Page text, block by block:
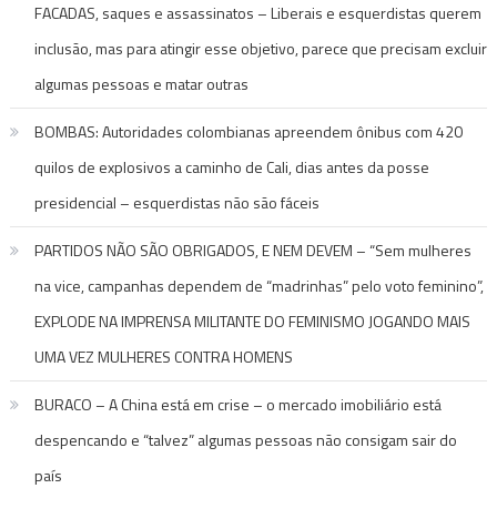
FACADAS, saques e assassinatos – Liberais e esquerdistas querem
inclusão, mas para atingir esse objetivo, parece que precisam excluir
algumas pessoas e matar outras
BOMBAS: Autoridades colombianas apreendem ônibus com 420
quilos de explosivos a caminho de Cali, dias antes da posse
presidencial – esquerdistas não são fáceis
PARTIDOS NÃO SÃO OBRIGADOS, E NEM DEVEM – “Sem mulheres
na vice, campanhas dependem de “madrinhas” pelo voto feminino”,
EXPLODE NA IMPRENSA MILITANTE DO FEMINISMO JOGANDO MAIS
UMA VEZ MULHERES CONTRA HOMENS
BURACO – A China está em crise – o mercado imobiliário está
despencando e “talvez” algumas pessoas não consigam sair do
país